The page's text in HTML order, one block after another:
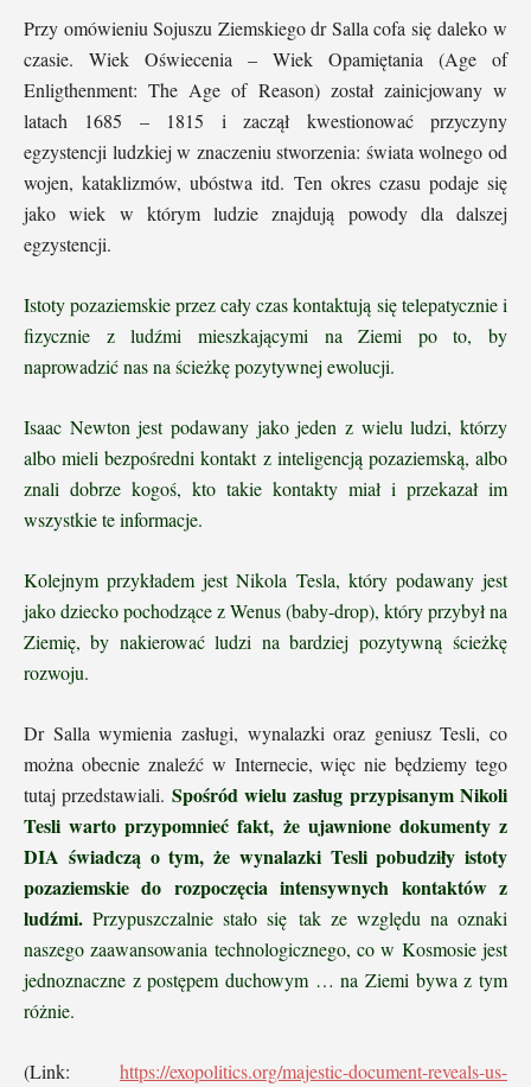
Przy omówieniu Sojuszu Ziemskiego dr Salla cofa się daleko w
czasie. Wiek Oświecenia – Wiek Opamiętania (Age of
Enligthenment: The Age of Reason) został zainicjowany w
latach 1685 – 1815 i zaczął kwestionować przyczyny
egzystencji ludzkiej w znaczeniu stworzenia: świata wolnego od
wojen, kataklizmów, ubóstwa itd. Ten okres czasu podaje się
jako wiek w którym ludzie znajdują powody dla dalszej
egzystencji.
Istoty pozaziemskie przez cały czas kontaktują się telepatycznie i
fizycznie z ludźmi mieszkającymi na Ziemi po to, by
naprowadzić nas na ścieżkę pozytywnej ewolucji.
Isaac Newton jest podawany jako jeden z wielu ludzi, którzy
albo mieli bezpośredni kontakt z inteligencją pozaziemską, albo
znali dobrze kogoś, kto takie kontakty miał i przekazał im
wszystkie te informacje.
Kolejnym przykładem jest Nikola Tesla, który podawany jest
jako dziecko pochodzące z Wenus (baby-drop), który przybył na
Ziemię, by nakierować ludzi na bardziej pozytywną ścieżkę
rozwoju.
Dr Salla wymienia zasługi, wynalazki oraz geniusz Tesli, co
można obecnie znaleźć w Internecie, więc nie będziemy tego
tutaj przedstawiali. Spośród wielu zasług przypisanym Nikoli
Tesli warto przypomnieć fakt, że ujawnione dokumenty z
DIA świadczą o tym, że wynalazki Tesli pobudziły istoty
pozaziemskie do rozpoczęcia intensywnych kontaktów z
ludźmi. Przypuszczalnie stało się tak ze względu na oznaki
naszego zaawansowania technologicznego, co w Kosmosie jest
jednoznaczne z postępem duchowym … na Ziemi bywa z tym
różnie.
(Link: https://exopolitics.org/majestic-document-reveals-us-